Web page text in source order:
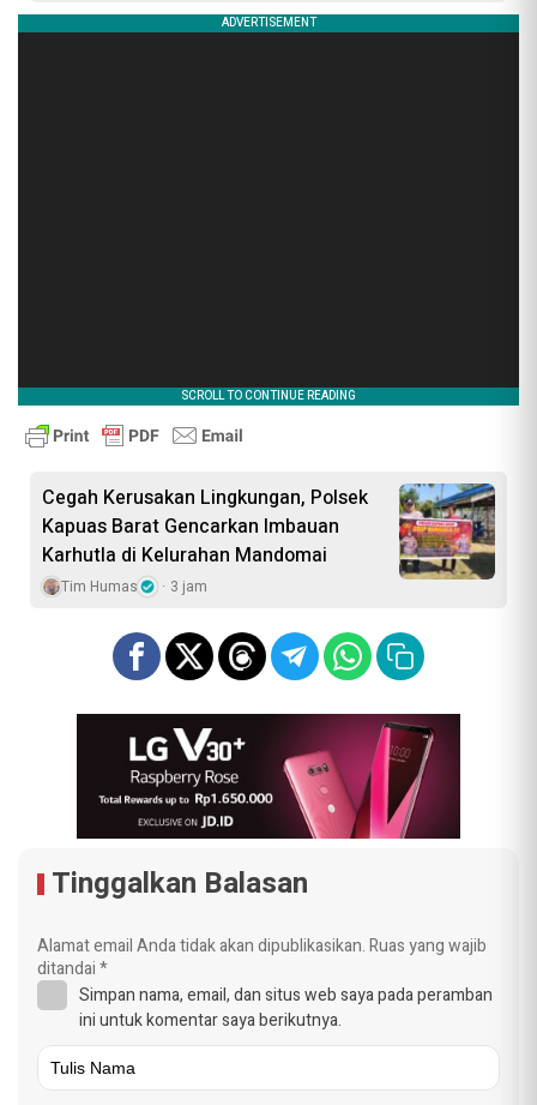
Cegah Kerusakan Lingkungan, Polsek
Kapuas Barat Gencarkan Imbauan
Karhutla di Kelurahan Mandomai
Tim Humas 3 jam
Tinggalkan Balasan
Alamat email Anda tidak akan dipublikasikan.Ruas yang wajib
ditandai*
Simpan nama, email, dan situs web saya pada peramban
ini untuk komentar saya berikutnya.